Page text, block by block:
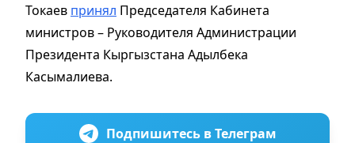
Токаев принял Председателя Кабинета
министров – Руководителя Администрации
Президента Кыргызстана Адылбека
Касымалиева.
Подпишитесь в Телеграм